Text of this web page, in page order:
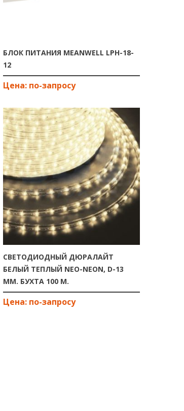
БЛОК ПИТАНИЯ MEANWELL LPH-18-
12
СВЕТОДИОДНЫЙ ДЮРАЛАЙТ
БЕЛЫЙ ТЕПЛЫЙ NEO-NEON, D-13
ММ. БУХТА 100 М.